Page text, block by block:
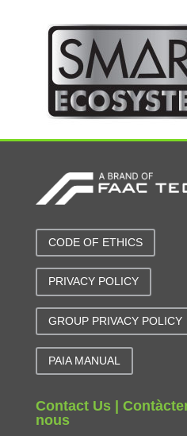
CODE OF ETHICS
PRIVACY POLICY
GROUP PRIVACY POLICY
PAIA MANUAL
Contact Us |
nous